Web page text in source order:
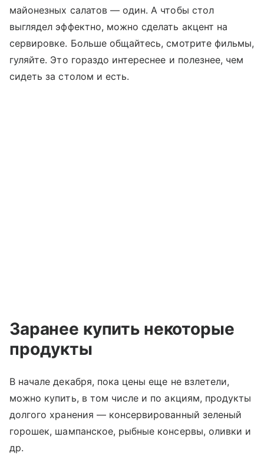
майонезных салатов — один. А чтобы стол
выглядел эффектно, можно сделать акцент на
сервировке. Больше общайтесь, смотрите фильмы,
гуляйте. Это гораздо интереснее и полезнее, чем
сидеть за столом и есть.
Заранее купить некоторые
продукты
В начале декабря, пока цены еще не взлетели,
можно купить, в том числе и по акциям, продукты
долгого хранения — консервированный зеленый
горошек, шампанское, рыбные консервы, оливки и
др.